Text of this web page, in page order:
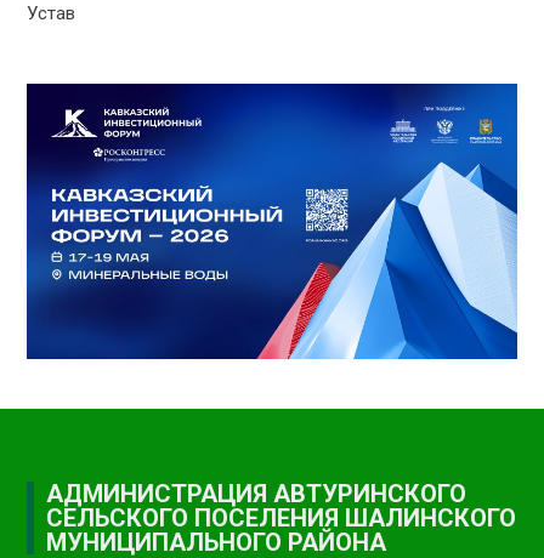
Устав
АДМИНИСТРАЦИЯ АВТУРИНСКОГО
СЕЛЬСКОГО ПОСЕЛЕНИЯ ШАЛИНСКОГО
МУНИЦИПАЛЬНОГО РАЙОНА